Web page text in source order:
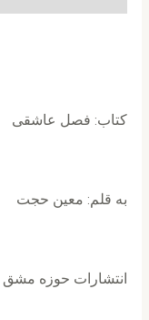
کتاب: فصل عاشقی
به قلم: معین حجت
انتشارات حوزه مشق